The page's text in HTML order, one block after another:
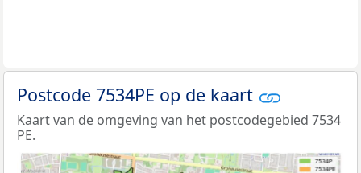
Postcode 7534PE op de kaart
Kaart van de omgeving van het postcodegebied 7534
PE.